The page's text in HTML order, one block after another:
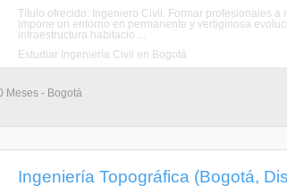
Título ofrecido: Ingeniero Civil. Formar profesionales
impone un entorno en permanente y vertiginosa
infraestructura habitacio ...
Estudiar Ingeniería Civil en Bogotá
Meses - Bogotá
Ingeniería Topográfica (Bogotá,